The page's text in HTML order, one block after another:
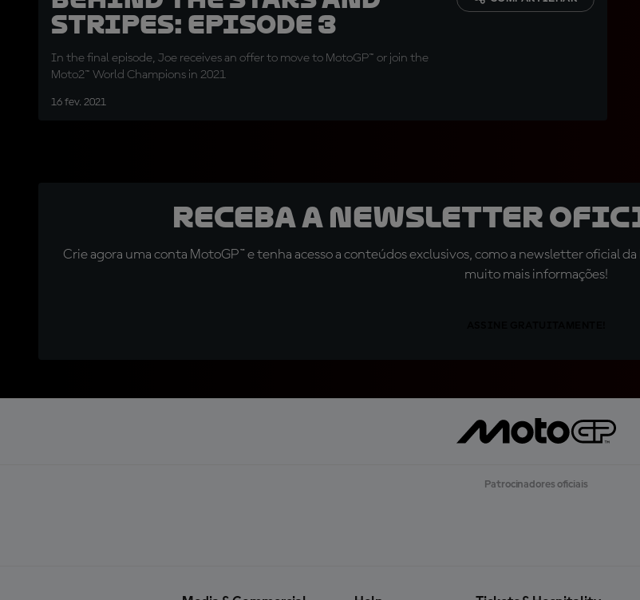
Stripes: Episode 3
In the final episode, Joe receives an offer to move to MotoGP™ or join the
Moto2™ World Champions in 2021
16 fev. 2021
Receba a newsletter
Crie agora uma conta MotoGP™ e tenha acesso a conteúdos exclusivos, como a newsletter oficial
muito mais informações!
Patrocinadores oficiais